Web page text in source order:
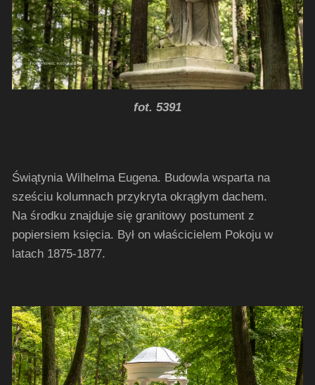
fot. 5391
Świątynia Wilhelma Eugena. Budowla wsparta na
sześciu kolumnach przykryta okrągłym dachem.
Na środku znajduje się granitowy postument z
popiersiem księcia. Był on właścicielem Pokoju w
latach 1875-1877.